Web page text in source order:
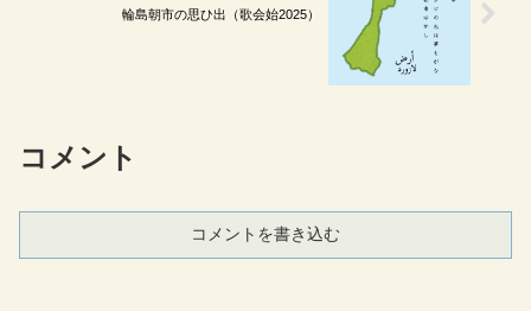
輪島朝市の思ひ出（歌会始2025）
コメント
コメントを書き込む